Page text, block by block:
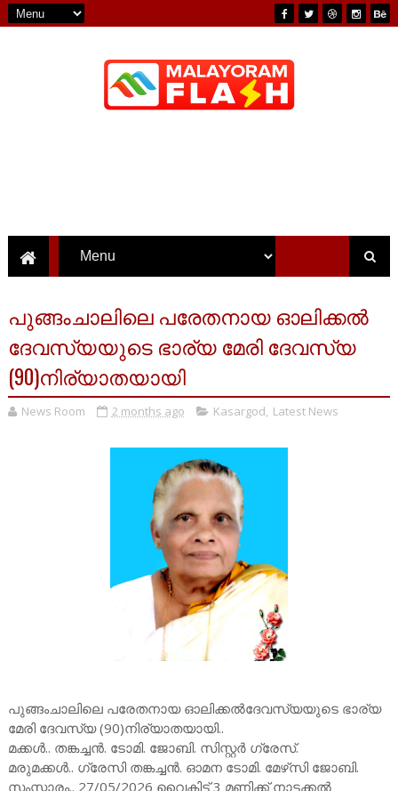
പുങ്ങംചാലിലെ പരേതനായ ഓലിക്കൽ
ദേവസ്യയുടെ ഭാര്യ മേരി ദേവസ്യ
(90)നിര്യാതയായി
News Room 2 months ago Kasargod, Latest News
പുങ്ങംചാലിലെ പരേതനായ ഓലിക്കൽദേവസ്യയുടെ ഭാര്യ
മേരി ദേവസ്യ (90)നിര്യാതയായി..
മക്കൾ.. തങ്കച്ചൻ. ടോമി. ജോബി. സിസ്റ്റർ ഗ്രേസ്.
മരുമക്കൾ.. ഗ്രേസി തങ്കച്ചൻ. ഓമന ടോമി. മേഴ്‌സി ജോബി.
സംസ്ക്കാരം.. 27/05/2026 വൈകിട്ട് 3 മണിക്ക് നാട്ടക്കൽ